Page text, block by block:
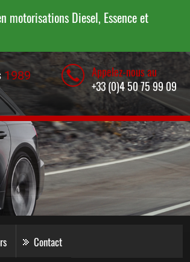
motorisations Diesel, Essence et
1989
Appelez-nous au
+33 (0)4 50 75 99 09
Contact